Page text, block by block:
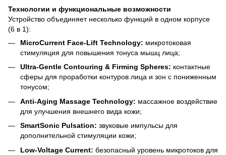
Технологии и функциональные возможности
Устройство объединяет несколько функций в одном корпусе
(6 в 1):
MicroCurrent Face-Lift Technology: микротоковая
стимуляция для повышения тонуса мышц лица;
Ultra-Gentle Contouring & Firming Spheres: контактные
сферы для проработки контуров лица и зон с пониженным
тонусом;
Anti-Aging Massage Technology: массажное воздействие
для улучшения внешнего вида кожи;
SmartSonic Pulsation: звуковые импульсы для
дополнительной стимуляции кожи;
Low-Voltage Current: безопасный уровень микротоков для